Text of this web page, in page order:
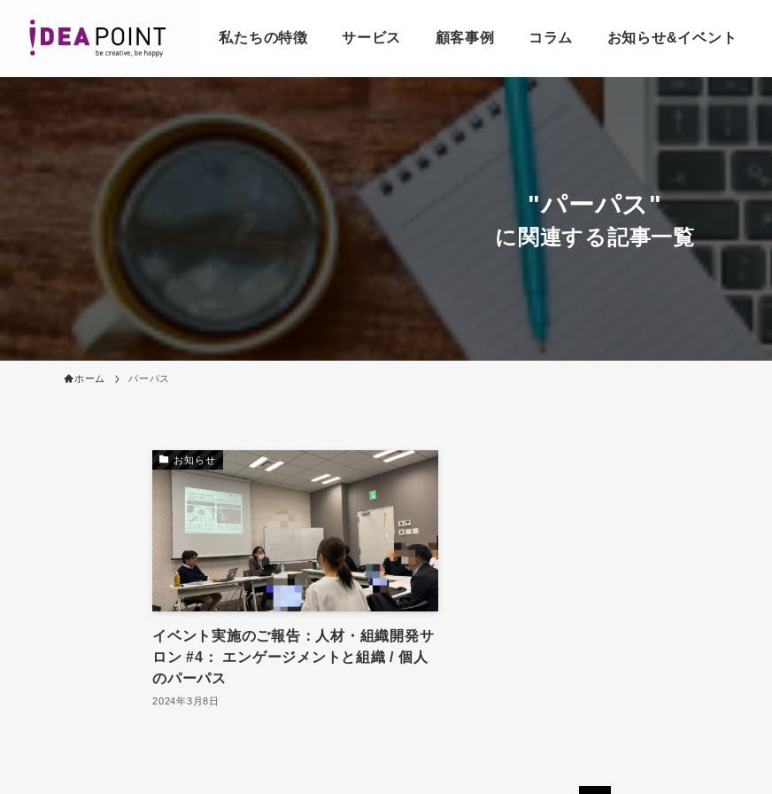
私たちの特徴 サービス 顧客事例 コラム お知らせ&イベント
"パーパス"
に関連する記事一覧
ホーム パーパス
お知らせ
イベント実施のご報告：人材・組織開発サ
ロン #4： エンゲージメントと組織 / 個人
のパーパス
2024年3月8日